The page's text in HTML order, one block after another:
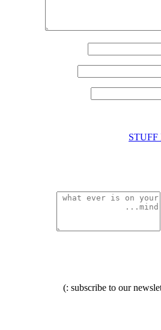
subscribe to our